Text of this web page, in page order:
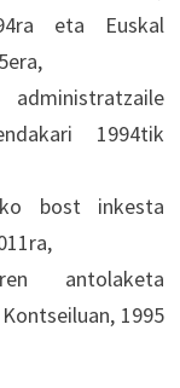
eta Euskal
1994tik
bost inkesta
antolaketa
1995